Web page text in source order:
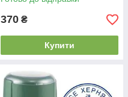
370 ₴
Купити